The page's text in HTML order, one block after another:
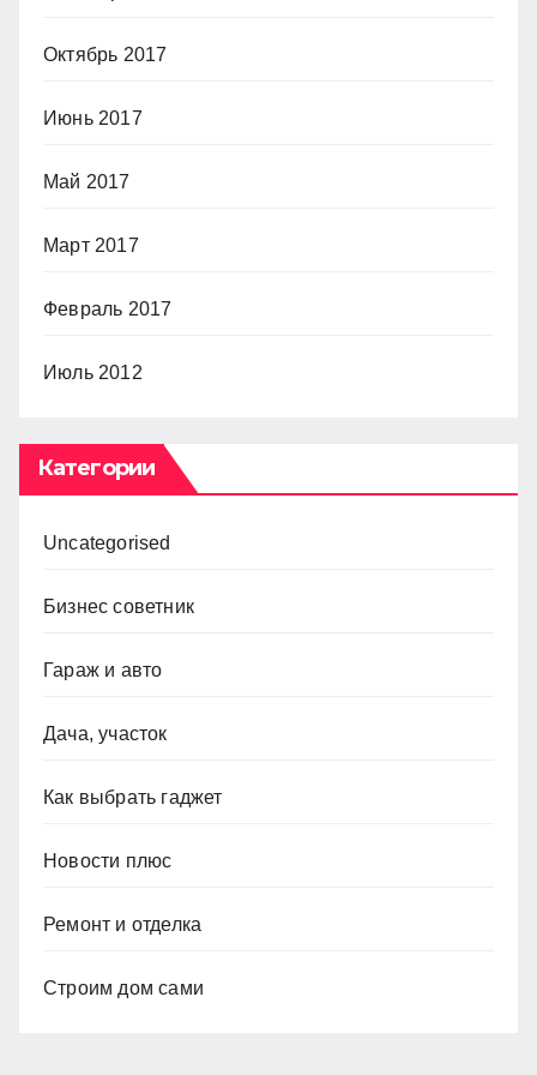
Октябрь 2017
Июнь 2017
Май 2017
Март 2017
Февраль 2017
Июль 2012
Категории
Uncategorised
Бизнес советник
Гараж и авто
Дача, участок
Как выбрать гаджет
Новости плюс
Ремонт и отделка
Строим дом сами